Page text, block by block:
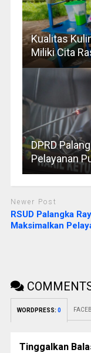
Kualitas
Miliki Cita
DPRD
Pelayanan
Newer Post
RSUD Palangka
Maksimalkan
WORDPRESS: 0
Tinggalkan